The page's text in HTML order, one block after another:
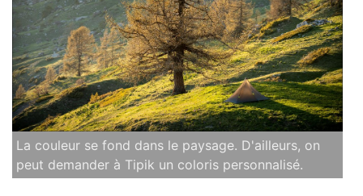
La couleur se fond dans le paysage. D'ailleurs, on
peut demander à Tipik un coloris personnalisé.